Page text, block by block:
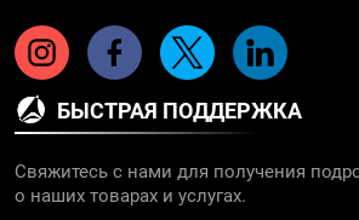
БЫСТРАЯ ПОДДЕРЖКА
Свяжитесь с нами для получения
о наших товарах и услугах.